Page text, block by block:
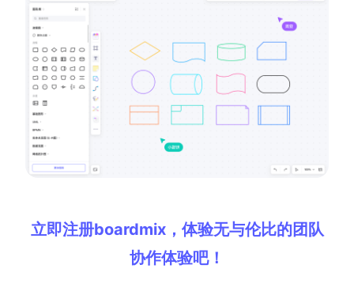
立即注册boardmix，体验无与伦比的团队
协作体验吧！